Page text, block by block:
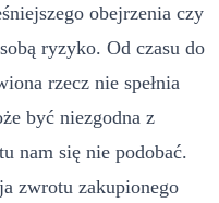
obejrzenia czy
ryzyko. Od czasu do
rzecz nie spełnia
być niezgodna z
nam się nie podobać.
zwrotu zakupionego